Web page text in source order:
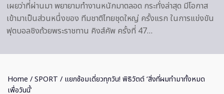
เผยว่าที่ผ่านมา พยายามทำงานหนักมาตลอด กระทั่งล่าสุด มีโอกาส
เข้ามาเป็นส่วนหนึ่งของ ทีมชาติไทยชุดใหญ่ ครั้งแรก ในการแข่งขัน
ฟุตบอลชิงถ้วยพระราชทาน คิงส์คัพ ครั้งที่ 47…
Home /SPORT / แยกซ้อมเดี่ยวทุกวัน! พิธิวัตต์ ‘สิ่งที่ผมทำมาทั้งหมด
เพื่อวันนี้’